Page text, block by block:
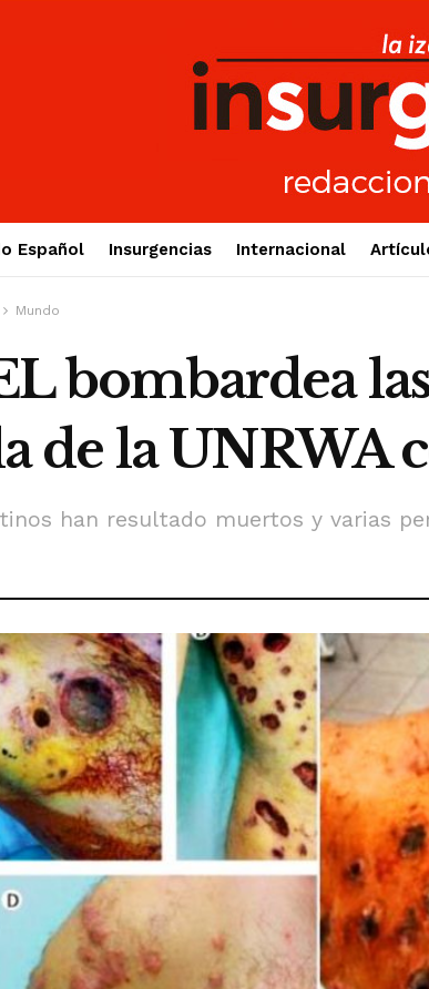
Español Insurgencias Internacional
Mundo
bombardea
de la UNRWA
han resultado muertos y varias